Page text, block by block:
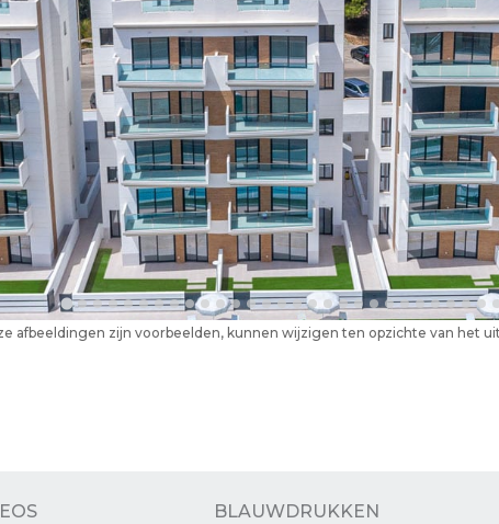
afbeeldingen zijn voorbeelden, kunnen wijzigen ten opzichte van het
BLAUWDRUKKEN